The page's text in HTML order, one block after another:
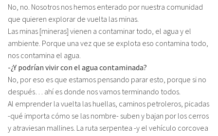
No, no. Nosotros nos hemos enterado por nuestra comunidad
que quieren explorar de vuelta las minas.
Las minas [mineras] vienen a contaminar todo, el agua y el
ambiente. Porque una vez que se explota eso contamina todo,
nos contamina el agua.
-¿Y podrían vivir con el agua contaminada?
No, por eso es que estamos pensando parar esto, porque si no
después… ahí es donde nos vamos terminando todos.
Al emprender la vuelta las huellas, caminos petroleros, picadas
-qué importa cómo se las nombre- suben y bajan por los cerros
y atraviesan mallines. La ruta serpentea -y el vehículo corcovea